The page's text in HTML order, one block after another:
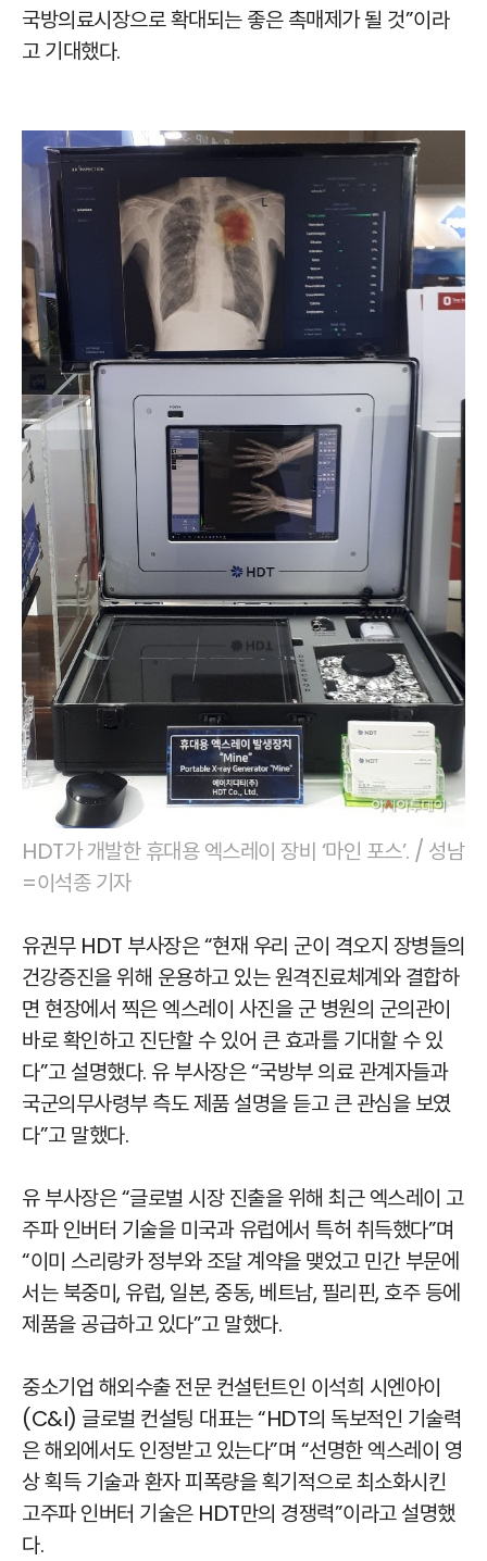
국방의료시장으로 확대되는 좋은 촉매제가 될 것”이라
고 기대했다.
HDT가 개발한 휴대용 엑스레이 장비 ‘마인 포스’. / 성남
=이석종 기자
유권무 HDT 부사장은 “현재 우리 군이 격오지 장병들의
건강증진을 위해 운용하고 있는 원격진료체계와 결합하
면 현장에서 찍은 엑스레이 사진을 군 병원의 군의관이
바로 확인하고 진단할 수 있어 큰 효과를 기대할 수 있
다”고 설명했다. 유 부사장은 “국방부 의료 관계자들과
국군의무사령부 측도 제품 설명을 듣고 큰 관심을 보였
다”고 말했다.
유 부사장은 “글로벌 시장 진출을 위해 최근 엑스레이 고
주파 인버터 기술을 미국과 유럽에서 특허 취득했다”며
“이미 스리랑카 정부와 조달 계약을 맺었고 민간 부문에
서는 북중미, 유럽, 일본, 중동, 베트남, 필리핀, 호주 등에
제품을 공급하고 있다”고 말했다.
중소기업 해외수출 전문 컨설턴트인 이석희 시엔아이
(C&I) 글로벌 컨설팅 대표는 “HDT의 독보적인 기술력
은 해외에서도 인정받고 있는다”며 “선명한 엑스레이 영
상 획득 기술과 환자 피폭량을 획기적으로 최소화시킨
고주파 인버터 기술은 HDT만의 경쟁력”이라고 설명했
다.